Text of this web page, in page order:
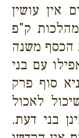
אין עושין
ק"פ
הכסף משנה
עם בני
סוף פרק
לאכול
בני דעת.